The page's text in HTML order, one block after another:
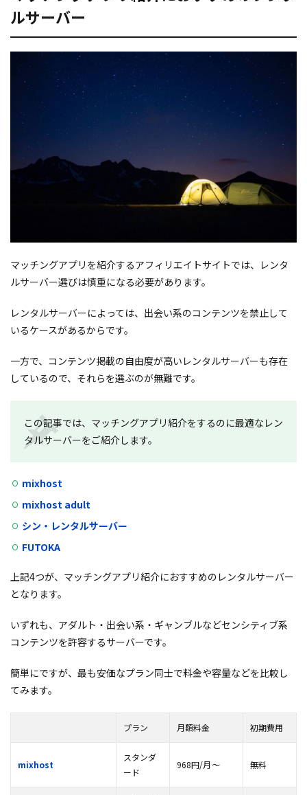
ルサーバー
マッチングアプリを紹介するアフィリエイトサイトでは、レンタ
ルサーバー選びは慎重になる必要があります。
レンタルサーバーによっては、出会い系のコンテンツを禁止して
いるケースがあるからです。
一方で、コンテンツ掲載の自由度が高いレンタルサーバーも存在
しているので、それらを選ぶのが無難です。
この記事では、マッチングアプリ紹介をするのに最適なレン
タルサーバーをご紹介します。
mixhost
mixhost adult
シン・レンタルサーバー
FUTOKA
上記4つが、マッチングアプリ紹介におすすめのレンタルサーバー
となります。
いずれも、アダルト・出会い系・ギャンブルなどセンシティブ系
コンテンツを許容するサーバーです。
簡単にですが、最も安価なプラン同士で料金や容量などを比較し
てみます。
プラン 月額料金 初期費用
mixhost
スタンダ
ード
968円/月～ 無料